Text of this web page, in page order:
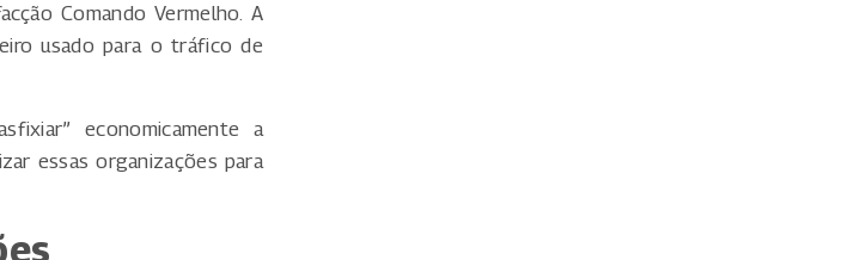
Comando Vermelho. A
usado para o tráfico de
economicamente a
essas organizações para